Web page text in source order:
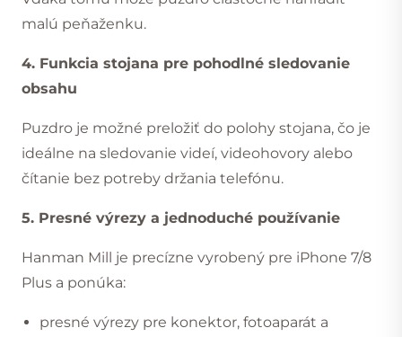
malú peňaženku.
4. Funkcia stojana pre pohodlné sledovanie
obsahu
Puzdro je možné preložiť do polohy stojana, čo je
ideálne na sledovanie videí, videohovory alebo
čítanie bez potreby držania telefónu.
5. Presné výrezy a jednoduché používanie
Hanman Mill je precízne vyrobený pre iPhone 7/8
Plus a ponúka:
presné výrezy pre konektor, fotoaparát a